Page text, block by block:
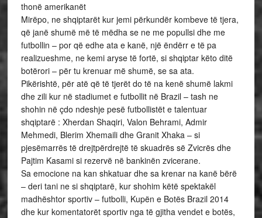
thonë amerikanët
Mirëpo, ne shqiptarët kur jemi përkundër kombeve të tjera,
që janë shumë më të mëdha se ne me popullsi dhe me
futbollin – por që edhe ata e kanë, një ëndërr e të pa
realizueshme, ne kemi aryse të fortë, si shqiptar këto ditë
botërori – për tu krenuar më shumë, se sa ata.
Pikërishtë, për atë që të tjerët do të na kenë shumë lakmi
dhe zili kur në stadiumet e futbollit në Brazil – tash ne
shohin në çdo ndeshje pesë futbollistët e talentuar
shqiptarë : Xherdan Shaqiri, Valon Behrami, Admir
Mehmedi, Blerim Xhemaili dhe Granit Xhaka – si
pjesëmarrës të drejtpërdrejtë të skuadrës së Zvicrës dhe
Pajtim Kasami si rezervë në bankinën zvicerane.
Sa emocione na kan shkatuar dhe sa krenar na kanë bërë
– deri tani ne si shqiptarë, kur shohim këtë spektakël
madhështor sportiv – futbolli, Kupën e Botës Brazil 2014
dhe kur komentatorët sportiv nga të gjitha vendet e botës,